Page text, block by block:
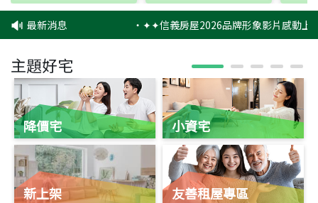
最新消息 ‧✦✦信義房屋2026品牌形象影片感動上
主題好宅
降價宅
新上架
小資宅
友善租屋專區